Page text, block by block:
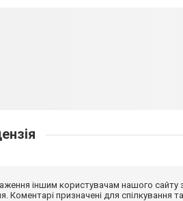
іншим користувачам нашого
призначені для спілкування